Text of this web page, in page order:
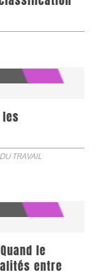
TRAVAIL
le
entre